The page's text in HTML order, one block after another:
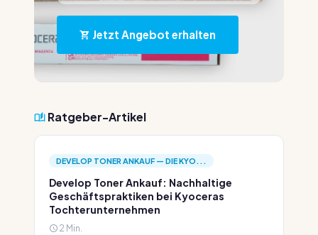
Jetzt Angebot erhalten
Ratgeber-Artikel
DEVELOP TONER ANKAUF — DIE KYO...
Develop Toner Ankauf: Nachhaltige
Geschäftspraktiken bei Kyoceras
Tochterunternehmen
2 Min.